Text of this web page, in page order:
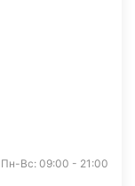
Пн-Вс: 09:00 - 21:00